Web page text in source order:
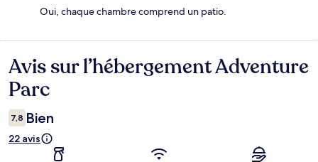
Oui, chaque chambre comprend un patio.
Avis
Avis sur l’hébergement Adventure
Parc
7,8 Bien
22 avis